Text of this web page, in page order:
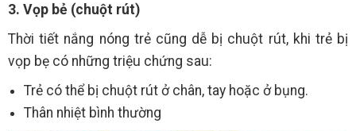
3. Vọp bẻ (chuột rút)
Thời tiết nắng nóng trẻ cũng dễ bị chuột rút, khi trẻ bị
vọp bẹ có những triệu chứng sau:
Trẻ có thể bị chuột rút ở chân, tay hoặc ở bụng.
Thân nhiệt bình thường